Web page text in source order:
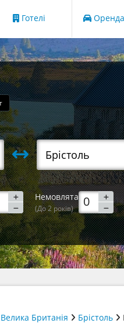
Готелі
Немовлята
(До 2 років)
Велика Британія Брістоль